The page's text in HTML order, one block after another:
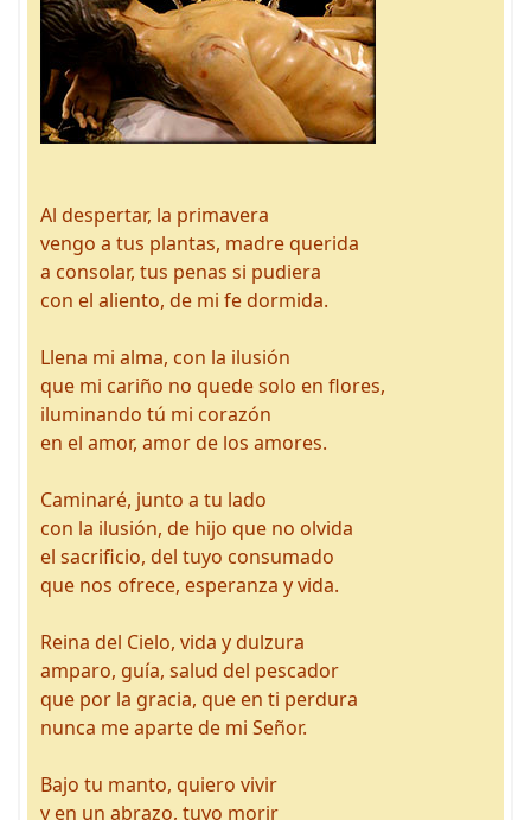
Al despertar, la primavera
vengo a tus plantas, madre querida
a consolar, tus penas si pudiera
con el aliento, de mi fe dormida.
Llena mi alma, con la ilusión
que mi cariño no quede solo en flores,
iluminando tú mi corazón
en el amor, amor de los amores.
Caminaré, junto a tu lado
con la ilusión, de hijo que no olvida
el sacrificio, del tuyo consumado
que nos ofrece, esperanza y vida.
Reina del Cielo, vida y dulzura
amparo, guía, salud del pescador
que por la gracia, que en ti perdura
nunca me aparte de mi Señor.
Bajo tu manto, quiero vivir
y en un abrazo, tuyo morir